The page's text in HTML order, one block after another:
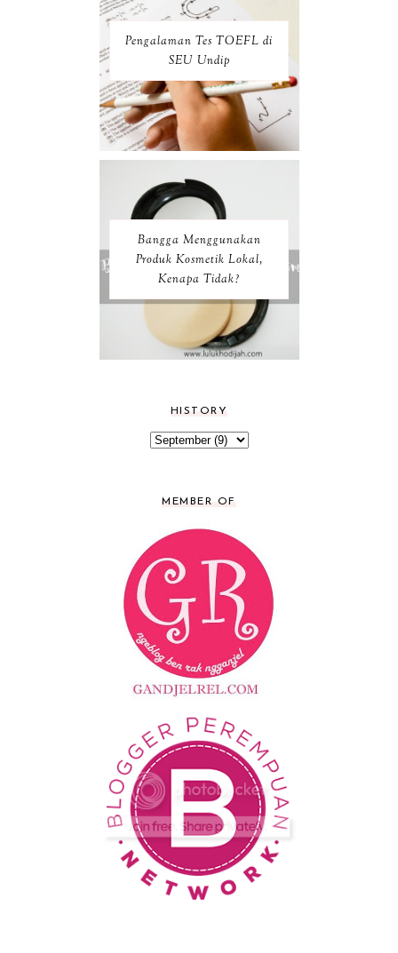
Pengalaman Tes TOEFL di
SEU Undip
Bangga Menggunakan
Produk Kosmetik Lokal,
Kenapa Tidak?
HISTORY
MEMBER OF